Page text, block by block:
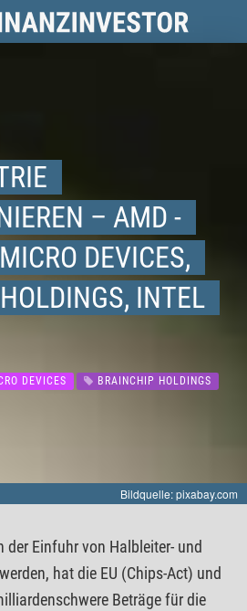
– AMD -
DEVICES,
INTEL
DEVICES
BRAINCHIP HOLDINGS
Bildquelle: pixabay.com
der Einfuhr von Halbleiter- und
hat die EU (Chips-Act) und
Beträge für die